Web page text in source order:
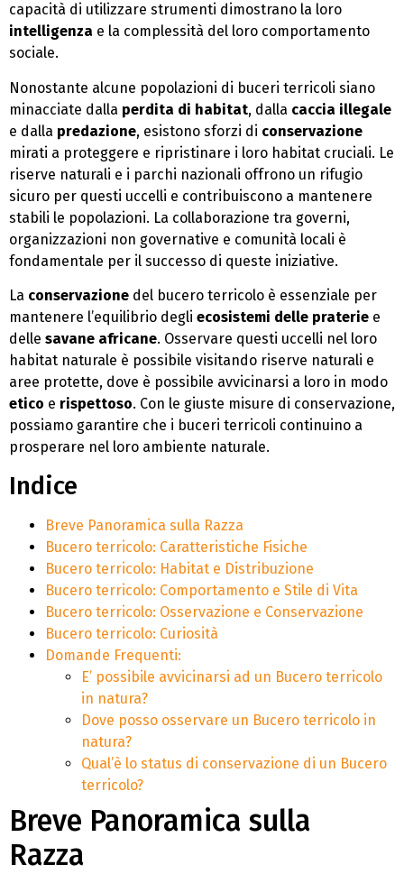
capacità di utilizzare strumenti dimostrano la loro
intelligenza e la complessità del loro comportamento
sociale.
Nonostante alcune popolazioni di buceri terricoli siano
minacciate dalla perdita di habitat, dalla caccia illegale
e dalla predazione, esistono sforzi di conservazione
mirati a proteggere e ripristinare i loro habitat cruciali. Le
riserve naturali e i parchi nazionali offrono un rifugio
sicuro per questi uccelli e contribuiscono a mantenere
stabili le popolazioni. La collaborazione tra governi,
organizzazioni non governative e comunità locali è
fondamentale per il successo di queste iniziative.
La conservazione del bucero terricolo è essenziale per
mantenere l’equilibrio degli ecosistemi delle praterie e
delle savane africane. Osservare questi uccelli nel loro
habitat naturale è possibile visitando riserve naturali e
aree protette, dove è possibile avvicinarsi a loro in modo
etico e rispettoso. Con le giuste misure di conservazione,
possiamo garantire che i buceri terricoli continuino a
prosperare nel loro ambiente naturale.
Indice
Breve Panoramica sulla Razza
Bucero terricolo: Caratteristiche Fisiche
Bucero terricolo: Habitat e Distribuzione
Bucero terricolo: Comportamento e Stile di Vita
Bucero terricolo: Osservazione e Conservazione
Bucero terricolo: Curiosità
Domande Frequenti:
E’ possibile avvicinarsi ad un Bucero terricolo
in natura?
Dove posso osservare un Bucero terricolo in
natura?
Qual’è lo status di conservazione di un Bucero
terricolo?
Breve Panoramica sulla
Razza